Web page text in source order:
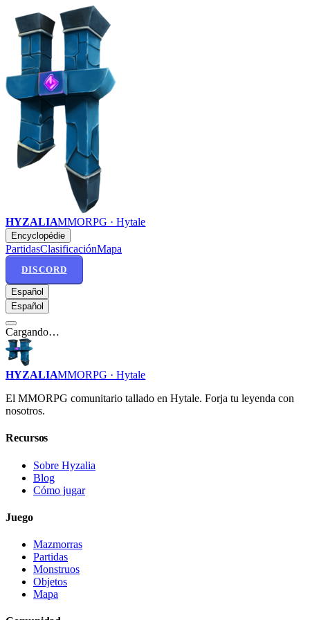
HYZALIAMMORPG · Hytale
Encyclopédie
PartidasClasificaciónMapa
DISCORD
Español
Español
Cargando…
HYZALIAMMORPG · Hytale
El MMORPG comunitario tallado en Hytale. Forja tu leyenda con
nosotros.
Recursos
Sobre Hyzalia
Blog
Cómo jugar
Juego
Mazmorras
Partidas
Monstruos
Objetos
Mapa